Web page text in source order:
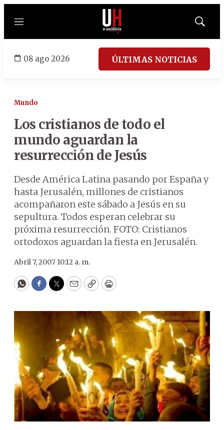
Menú
Mostrar
08 ago 2026 ÚLTIMAS NOTICIAS
Mundo
Los cristianos de todo el
mundo aguardan la
resurrección de Jesús
Desde América Latina pasando por España y
hasta Jerusalén, millones de cristianos
acompañaron este sábado a Jesús en su
sepultura. Todos esperan celebrar su
próxima resurrección. FOTO: Cristianos
ortodoxos aguardan la fiesta en Jerusalén.
Abril 7, 2007 10:12 a. m.
WhatsApp
Facebook
Twitter
EmailCopyPrint